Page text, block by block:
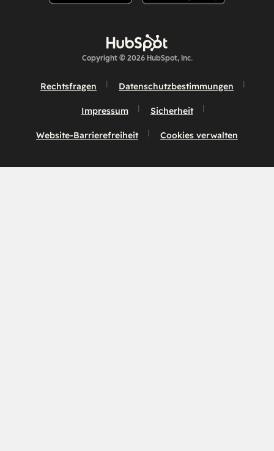
Copyright © 2026 HubSpot, Inc.
Rechtsfragen Datenschutzbestimmungen
Impressum Sicherheit
Website-Barrierefreiheit Cookies verwalten